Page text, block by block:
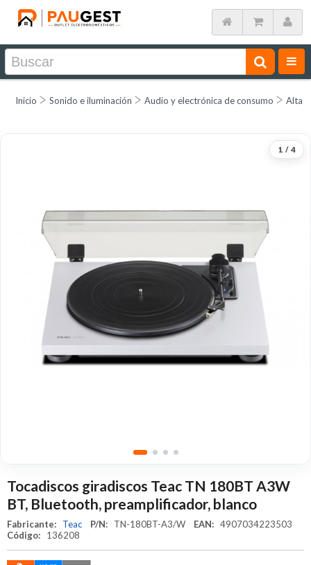
Inicio Sonido e iluminación Audio y electrónica de consumo Alta
1 / 4
Tocadiscos giradiscos Teac TN 180BT A3W
BT, Bluetooth, preamplificador, blanco
Fabricante: Teac P/N: TN-180BT-A3/W EAN: 4907034223503
Código:
136208